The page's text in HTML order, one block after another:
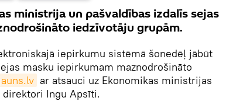
ministrija un pašvaldības izdalīs sejas
iedzīvotāju grupām.
iepirkumu sistēmā šonedēļ jābūt
masku iepirkumam maznodrošināto
ar atsauci uz Ekonomikas ministrijas
direktori Ingu Apsīti.